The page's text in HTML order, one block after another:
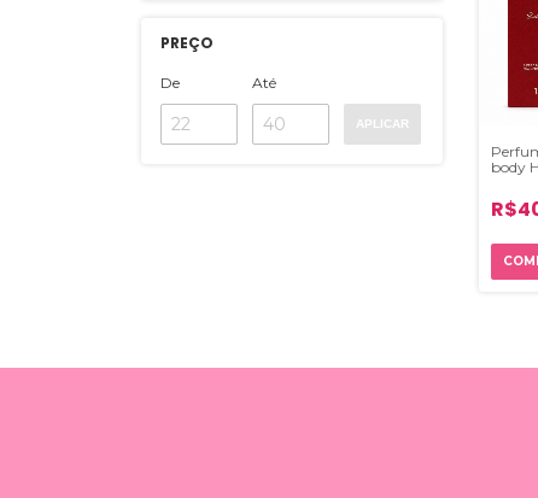
PREÇO
De Até
APLICAR
body